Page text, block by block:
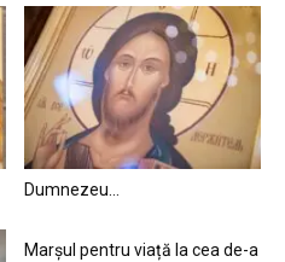
Dumnezeu…
Marșul pentru viață la cea de-a